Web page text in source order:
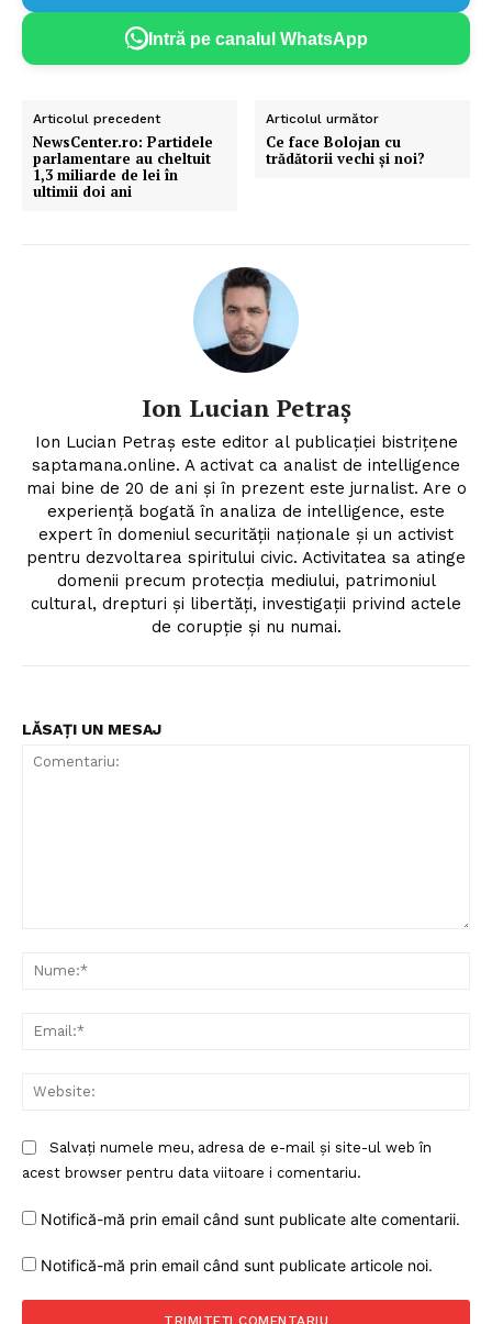
Un proiect
FREEDOM HOUSE ROMÂNIA
Intră pe canalul WhatsApp
Articolul precedent
NewsCenter.ro: Partidele
parlamentare au cheltuit
1,3 miliarde de lei în
ultimii doi ani
Articolul următor
Ce face Bolojan cu
trădătorii vechi și noi?
Ion Lucian Petraș
Ion Lucian Petraș este editor al publicației bistrițene
saptamana.online. A activat ca analist de intelligence
mai bine de 20 de ani și în prezent este jurnalist. Are o
experiență bogată în analiza de intelligence, este
expert în domeniul securității naționale și un activist
pentru dezvoltarea spiritului civic. Activitatea sa atinge
domenii precum protecția mediului, patrimoniul
cultural, drepturi și libertăți, investigații privind actele
de corupție și nu numai.
LĂSAȚI UN MESAJ
Salvați numele meu, adresa de e-mail și site-ul web în
acest browser pentru data viitoare i comentariu.
Notifică-mă prin email când sunt publicate alte comentarii.
Notifică-mă prin email când sunt publicate articole noi.